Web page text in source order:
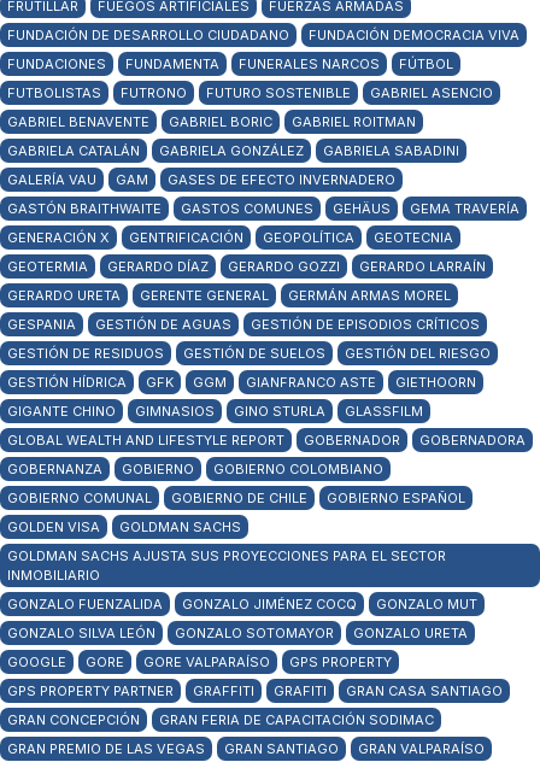
FRUTILLAR
FUEGOS ARTIFICIALES
FUERZAS ARMADAS
FUNDACIÓN DE DESARROLLO CIUDADANO
FUNDACIÓN DEMOCRACIA VIVA
FUNDACIONES
FUNDAMENTA FUNERALES NARCOS
FÚTBOL
FUTBOLISTAS
FUTRONO FUTURO SOSTENIBLE
GABRIEL ASENCIO
GABRIEL BENAVENTE
GABRIEL BORIC
GABRIEL ROITMAN
GABRIELA CATALÁN
GABRIELA GONZÁLEZ
GABRIELA SABADINI
GALERÍA VAU
GAM
GASES DE EFECTO INVERNADERO
GASTÓN BRAITHWAITE
GASTOS COMUNES GEHÄUS
GEMA TRAVERÍA
GENERACIÓN X
GENTRIFICACIÓN GEOPOLÍTICA
GEOTECNIA
GEOTERMIA
GERARDO DÍAZ GERARDO GOZZI
GERARDO LARRAÍN
GERARDO URETA
GERENTE GENERAL
GERMÁN ARMAS MOREL
GESPANIA
GESTIÓN DE AGUAS
GESTIÓN DE EPISODIOS CRÍTICOS
GESTIÓN DE RESIDUOS
GESTIÓN DE SUELOS
GESTIÓN DEL RIESGO
GESTIÓN HÍDRICA
GFK GGM GIANFRANCO ASTE
GIETHOORN
GIGANTE CHINO
GIMNASIOS GINO STURLA
GLASSFILM
GLOBAL WEALTH AND LIFESTYLE REPORT
GOBERNADOR
GOBERNADORA
GOBERNANZA
GOBIERNO
GOBIERNO COLOMBIANO
GOBIERNO COMUNAL
GOBIERNO DE CHILE
GOBIERNO ESPAÑOL
GOLDEN VISA
GOLDMAN SACHS
GOLDMAN SACHS AJUSTA SUS PROYECCIONES PARA EL SECTOR
INMOBILIARIO
GONZALO FUENZALIDA
GONZALO JIMÉNEZ COCQ
GONZALO MUT
GONZALO SILVA LEÓN
GONZALO SOTOMAYOR
GONZALO URETA
GOOGLE
GORE GORE VALPARAÍSO
GPS PROPERTY
GPS PROPERTY PARTNER
GRAFFITI GRAFITI
GRAN CASA SANTIAGO
GRAN CONCEPCIÓN
GRAN FERIA DE CAPACITACIÓN SODIMAC
GRAN PREMIO DE LAS VEGAS
GRAN SANTIAGO
GRAN VALPARAÍSO